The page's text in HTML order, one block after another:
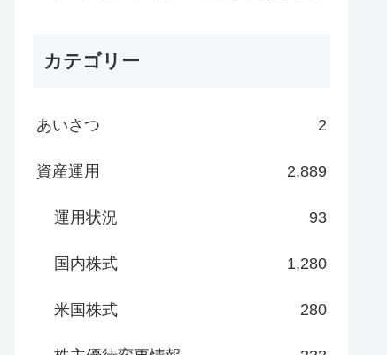
カテゴリー
あいさつ 2
資産運用 2,889
運用状況 93
国内株式 1,280
米国株式 280